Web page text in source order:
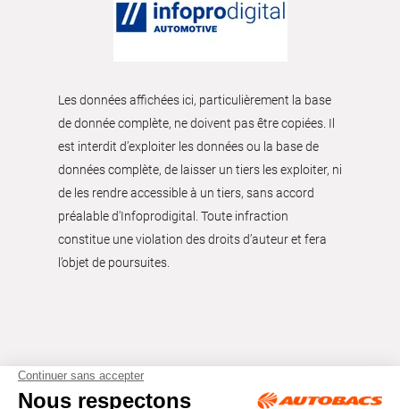
Les données affichées ici, particulièrement la base
de donnée complète, ne doivent pas être copiées. Il
est interdit d’exploiter les données ou la base de
données complète, de laisser un tiers les exploiter, ni
de les rendre accessible à un tiers, sans accord
préalable d'Infoprodigital. Toute infraction
constitue une violation des droits d’auteur et fera
l’objet de poursuites.